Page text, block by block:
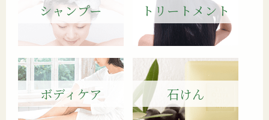
シャンプー トリートメント
ボディケア 石けん